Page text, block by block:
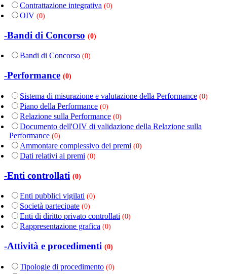
Contrattazione integrativa (0)
OIV (0)
-Bandi di Concorso (0)
Bandi di Concorso (0)
-Performance (0)
Sistema di misurazione e valutazione della Performance (0)
Piano della Performance (0)
Relazione sulla Performance (0)
Documento dell'OIV di validazione della Relazione sulla
Performance (0)
Ammontare complessivo dei premi (0)
Dati relativi ai premi (0)
-Enti controllati (0)
Enti pubblici vigilati (0)
Società partecipate (0)
Enti di diritto privato controllati (0)
Rappresentazione grafica (0)
-Attività e procedimenti (0)
Tipologie di procedimento (0)